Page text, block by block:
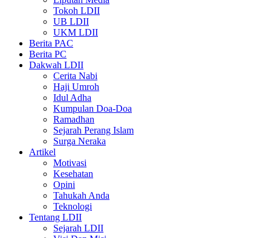
Tokoh LDII
UB LDII
UKM LDII
Berita PAC
Berita PC
Dakwah LDII
Cerita Nabi
Haji Umroh
Idul Adha
Kumpulan Doa-Doa
Ramadhan
Sejarah Perang Islam
Surga Neraka
Artikel
Motivasi
Kesehatan
Opini
Tahukah Anda
Teknologi
Tentang LDII
Sejarah LDII